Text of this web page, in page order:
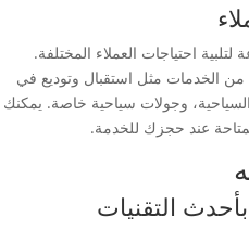
احتياجات العملاء المختلفة.
من الخدمات مثل استقبال وتوديع في
السياحية، وجولات سياحية خاصة. يمكنك
عند حجزك للخدمة.
التقنيات